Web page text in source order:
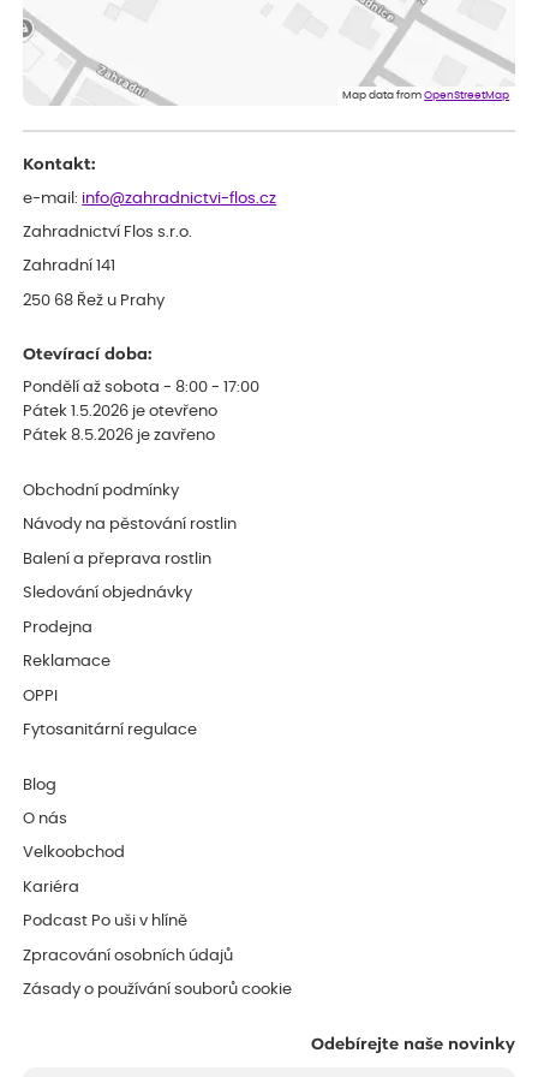
Dobrý den, byli jsme spokojeni
Eshop, objednání bylo v pořádku, žádný problém. Jen jsem byla
smutná z dodávky jedné kytky, která nebyla v nejlepší kondici a i
Map data fromOpenStreetMap
Kontakt:
e-mail: info@zahradnictvi-flos.cz
Zahradnictví Flos s.r.o.
Zahradní 141
250 68 Řež u Prahy
Otevírací doba:
Pondělí až sobota - 8:00 - 17:00
Pátek 1.5.2026 je otevřeno
Pátek 8.5.2026 je zavřeno
Obchodní podmínky
Návody na pěstování rostlin
Balení a přeprava rostlin
Sledování objednávky
Prodejna
Reklamace
OPPI
Fytosanitární regulace
Blog
O nás
Velkoobchod
Kariéra
Podcast Po uši v hlíně
Zpracování osobních údajů
Zásady o používání souborů cookie
Odebírejte naše novinky